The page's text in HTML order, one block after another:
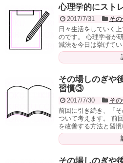
心理学的にスト
2017/7/31
そ
日々生活をしていく
のです。 心理学者が
減法を今日は挙げて
その場しのぎや
習慣③
2017/7/30
そ
前回に引き続き、「
ついて考えます。 前
を改善する方法と習
その場しのぎや